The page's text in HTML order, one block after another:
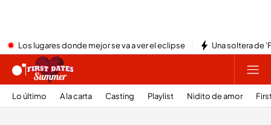
Los lugares donde mejor se va a ver el eclipse Una soltera de
Lo último A la carta Casting Playlist Nidito de amor